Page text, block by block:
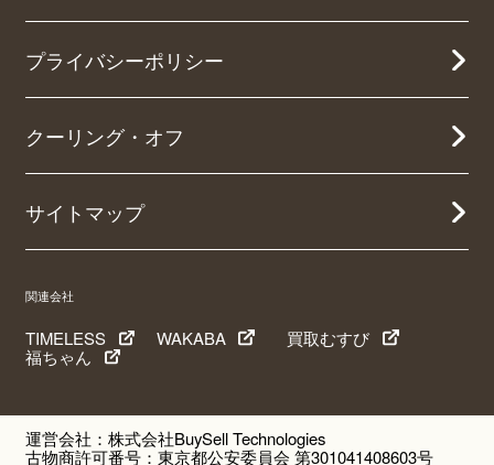
プライバシーポリシー
クーリング・オフ
サイトマップ
関連会社
TIMELESS WAKABA
買取むすび
福ちゃん
運営会社：株式会社BuySell Technologies
古物商許可番号：東京都公安委員会 第301041408603号